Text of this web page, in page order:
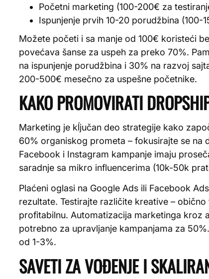
Početni marketing (100-200€ za
Ispunjenje prvih 10-20 porudžbina (100-
Možete početi i sa manje od 100€ koristeći
povećava šanse za uspeh za preko 70%.
na ispunjenje porudžbina i 30% na razvoj
200-500€ mesečno za uspešne početnike.
KAKO PROMOVIRATI
Marketing je kĺjučan deo strategije kako
60% organiskog prometa – fokusirajte se na
Facebook i Instagram kampanje imaju
saradnje sa mikro influencerima (10k-50k
Plaćeni oglasi na Google Ads ili Facebook
rezultate. Testirajte različite kreative –
profitabilnu. Automatizacija marketinga kroz
potrebno za upravljanje kampanjama za
od 1-3%.
SAVETI ZA VOĐENJE I